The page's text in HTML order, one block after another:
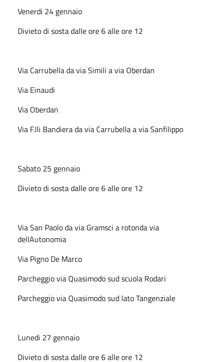
Venerdi 24 gennaio
Divieto di sosta dalle ore 6 alle ore 12
Via Carrubella da via Simili a via Oberdan
Via Einaudi
Via Oberdan
Via F.lli Bandiera da via Carrubella a via Sanfilippo
Sabato 25 gennaio
Divieto di sosta dalle ore 6 alle ore 12
Via San Paolo da via Gramsci a rotonda via
dellAutonomia
Via Pigno De Marco
Parcheggio via Quasimodo sud scuola Rodari
Parcheggio via Quasimodo sud lato Tangenziale
Lunedi 27 gennaio
Divieto di sosta dalle ore 6 alle ore 12